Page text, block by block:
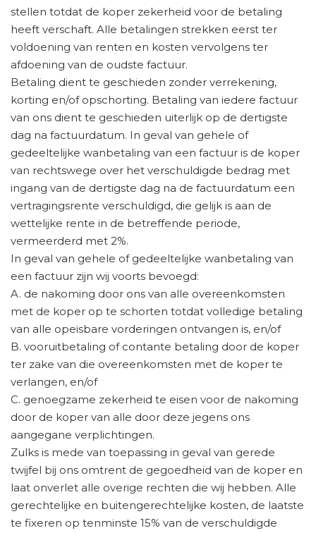
stellen totdat de koper zekerheid voor de betaling
heeft verschaft. Alle betalingen strekken eerst ter
voldoening van renten en kosten vervolgens ter
afdoening van de oudste factuur.
Betaling dient te geschieden zonder verrekening,
korting en/of opschorting. Betaling van iedere factuur
van ons dient te geschieden uiterlijk op de dertigste
dag na factuurdatum. In geval van gehele of
gedeeltelijke wanbetaling van een factuur is de koper
van rechtswege over het verschuldigde bedrag met
ingang van de dertigste dag na de factuurdatum een
vertragingsrente verschuldigd, die gelijk is aan de
wettelijke rente in de betreffende periode,
vermeerderd met 2%.
In geval van gehele of gedeeltelijke wanbetaling van
een factuur zijn wij voorts bevoegd:
A. de nakoming door ons van alle overeenkomsten
met de koper op te schorten totdat volledige betaling
van alle opeisbare vorderingen ontvangen is, en/of
B. vooruitbetaling of contante betaling door de koper
ter zake van die overeenkomsten met de koper te
verlangen, en/of
C. genoegzame zekerheid te eisen voor de nakoming
door de koper van alle door deze jegens ons
aangegane verplichtingen.
Zulks is mede van toepassing in geval van gerede
twijfel bij ons omtrent de gegoedheid van de koper en
laat onverlet alle overige rechten die wij hebben. Alle
gerechtelijke en buitengerechtelijke kosten, de laatste
te fixeren op tenminste 15% van de verschuldigde